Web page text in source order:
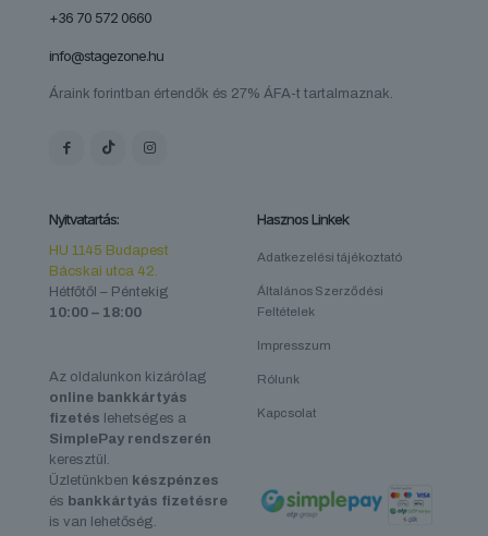
+36 70 572 0660
info@stagezone.hu
Áraink forintban értendők és 27% ÁFA-t tartalmaznak.
Nyitvatartás:
HU 1145 Budapest
Bácskai utca 42.
Hétfőtől – Péntekig
10:00 – 18:00
Az oldalunkon kizárólag
online bankkártyás
fizetés lehetséges a
SimplePay rendszerén
keresztül.
Üzletünkben készpénzes
és bankkártyás fizetésre
is van lehetőség.
Hasznos Linkek
Adatkezelési tájékoztató
Általános Szerződési
Feltételek
Impresszum
Rólunk
Kapcsolat